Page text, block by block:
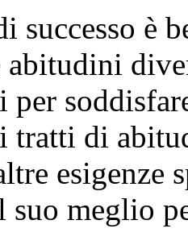
è
abitudini
per
tratti di
esigenze
suo meglio